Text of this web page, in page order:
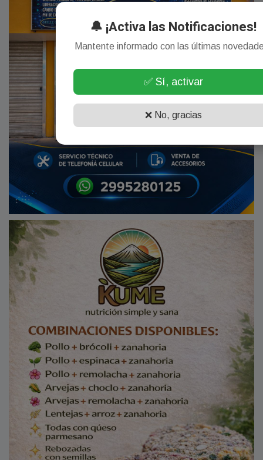
🔔 ¡Activa las Notificaciones!
Mantente informado con las últimas
✅ Sí, activar
❌ No, gracias